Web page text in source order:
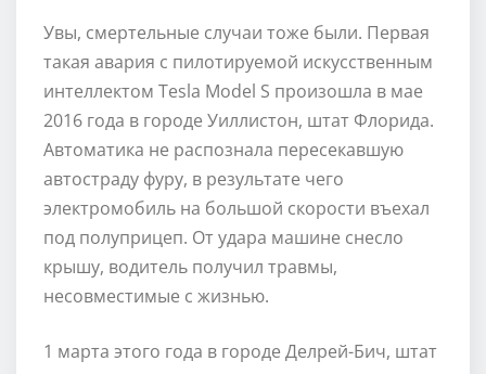
Увы, смертельные случаи тоже были. Первая
такая авария с пилотируемой искусственным
интеллектом Tesla Model S произошла в мае
2016 года в городе Уиллистон, штат Флорида.
Автоматика не распознала пересекавшую
автостраду фуру, в результате чего
электромобиль на большой скорости въехал
под полуприцеп. От удара машине снесло
крышу, водитель получил травмы,
несовместимые с жизнью.
1 марта этого года в городе Делрей-Бич, штат